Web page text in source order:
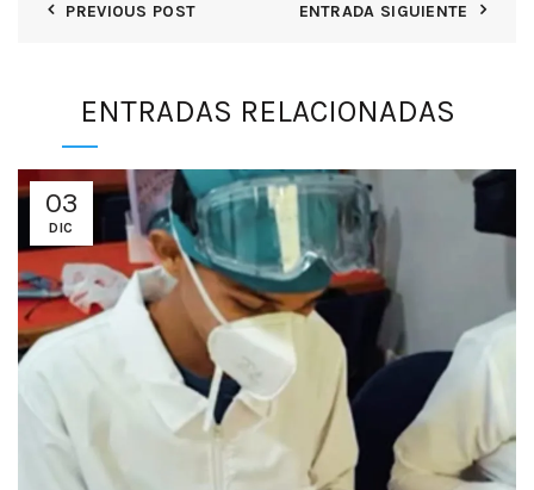
PREVIOUS POST ENTRADA SIGUIENTE
ENTRADAS RELACIONADAS
03
DIC